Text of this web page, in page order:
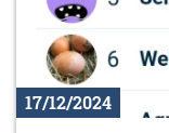
17/12/2024